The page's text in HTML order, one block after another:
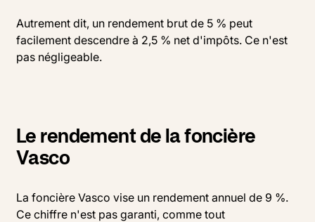
Autrement dit, un rendement brut de 5 % peut
facilement descendre à 2,5 % net d'impôts. Ce n'est
pas négligeable.
Le rendement de la foncière
Vasco
La foncière Vasco vise un rendement annuel de 9 %.
Ce chiffre n'est pas garanti, comme tout